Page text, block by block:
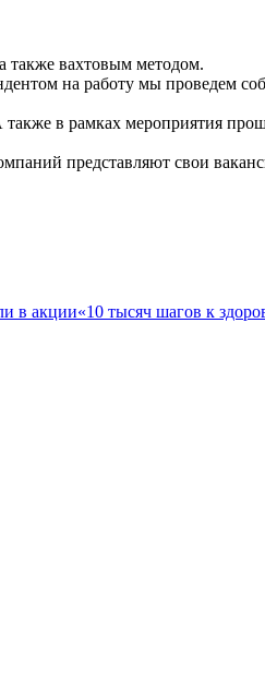
также вахтовым методом.
на работу мы проведем
в рамках мероприятия
представляют свои
в акции«10 тысяч шагов к